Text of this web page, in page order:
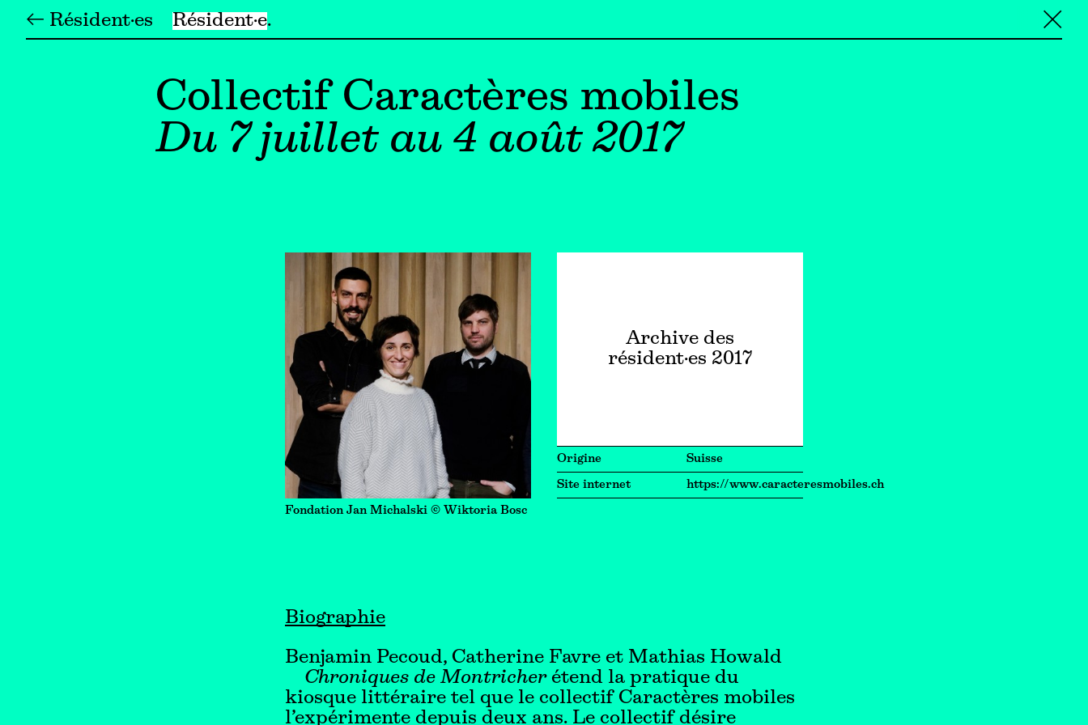
← Résident·es Résident·e ╳
Collectif Caractères mobiles
Du 7 juillet au 4 août 2017
Fondation Jan Michalski © Wiktoria Bosc
Archive des
résident·es 2017
Origine Suisse
Site internet https://www.caracteresmobiles.ch
Biographie
Benjamin Pecoud, Catherine Favre et Mathias Howald
Chroniques de Montricherétend la pratique du
kiosque littéraire tel que le collectif Caractères mobiles
l’expérimente depuis deux ans. Le collectif désire